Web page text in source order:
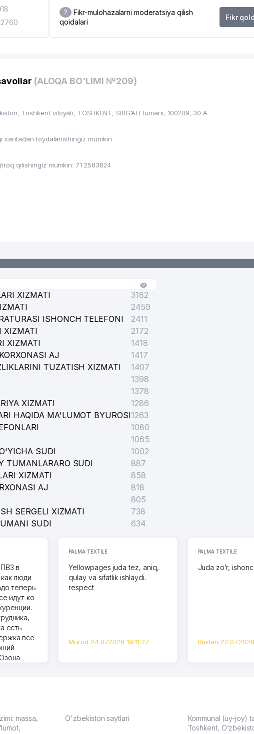
?
Fikr-mulohazalarni moderatsiya qilish
qoidalari
Fikr
(ALOQA BO'LIMI №209)
Toshkent viloyati, TOSHKENT, SIRG'ALI tumani, 100209, 30 А.
xaritadan foydalanishingiz mumkin
qilishingiz mumkin: 71 2583824
XIZMATI
3182
2459
ISHONCH TELEFONI
2411
XIZMATI
2172
XIZMATI
1418
AJ
1417
TUZATISH XIZMATI
1407
1398
1378
XIZMATI
1286
HAQIDA MA'LUMOT BYUROSI1263
1080
1065
SUDI
1002
TUMANLARARO SUDI
887
XIZMATI
858
AJ
818
805
SERGELI XIZMATI
738
SUDI 634
в
люди
теперь
идут ко
есть
все
ПВЗ.
PALMA TEXTILE
Yellowpages juda tez, aniq,
qulay va sifatlik ishlaydi.
respect
Murod 24.07.2026 19:11:27
PALMA TEXTILE
Juda zo’r,
Ruslan
massa,
O'zbekiston saytlari
Kommunal (uy-joy)
Toshkent,